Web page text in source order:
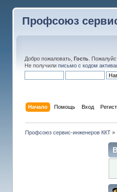
Профсоюз
Добро пожаловать, Гость.
Не получили письмо с кодом
Начало Помощь Вход
Профсоюз сервис-инженеров ККТ»